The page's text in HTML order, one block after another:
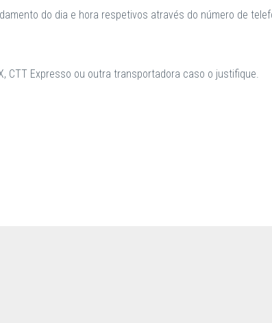
do dia e hora respetivos através do número de
CTT Expresso ou outra transportadora caso o justifique.